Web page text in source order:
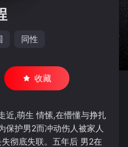
同性
收藏
近,萌生 情愫,在懵懂与挣扎
保护男2而冲动伤人被家人
彻底失联。五年后 男2在